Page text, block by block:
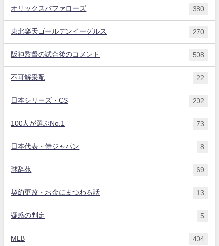
オリックスバファローズ 380
東北楽天ゴールデンイーグルス 270
阪神監督の試合後のコメント 508
不可解采配 22
日本シリーズ・CS 202
100人が選ぶNo.1 73
日本代表・侍ジャパン 8
球辞苑 69
契約更改・お金にまつわる話 13
疑惑の判定 5
MLB 404